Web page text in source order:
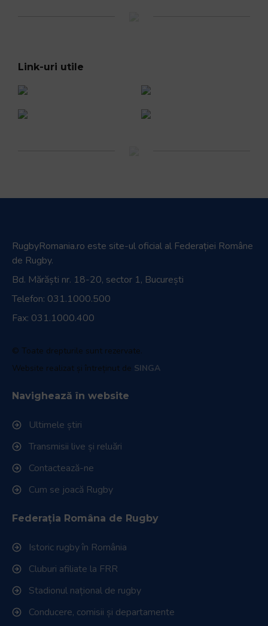
Link-uri utile
RugbyRomania.ro este site-ul oficial al Federației Române
de Rugby.
Bd. Mărăști nr. 18-20, sector 1, București
Telefon: 031.1000.500
Fax: 031.1000.400
© Toate drepturile sunt rezervate.
Website realizat și întreținut de SINGA
Navighează în website
Ultimele știri
Transmisii live și reluări
Contactează-ne
Cum se joacă Rugby
Federația Româna de Rugby
Istoric rugby în România
Cluburi afiliate la FRR
Stadionul național de rugby
Conducere, comisii și departamente